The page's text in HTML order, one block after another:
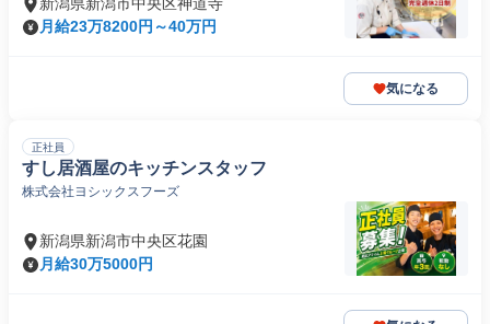
月給23万8200円～40万円
気になる
正社員
すし居酒屋のキッチンスタッフ
株式会社ヨシックスフーズ
新潟県新潟市中央区花園
月給30万5000円